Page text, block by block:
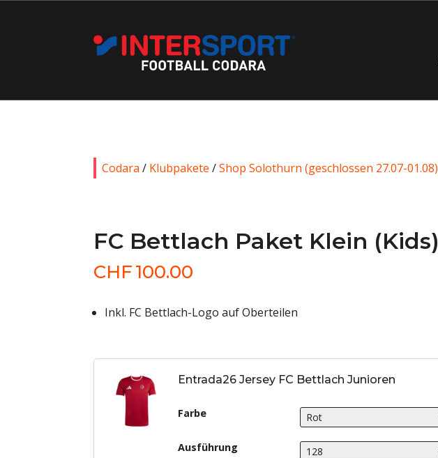
Codara / Klubpakete /Shop Solothurn (geschlossen 27.07-01.08)
FC Bettlach Paket Klein (Kids)
CHF100.00
Inkl. FC Bettlach-Logo auf Oberteilen
Entrada26 Jersey FC Bettlach Junioren
Farbe
Ausführung